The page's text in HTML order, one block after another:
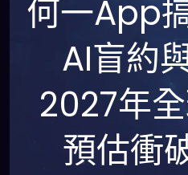
何一App
AI盲約
2027年
預估衝